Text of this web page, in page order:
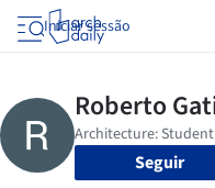
Iniciar sessão
Seguir